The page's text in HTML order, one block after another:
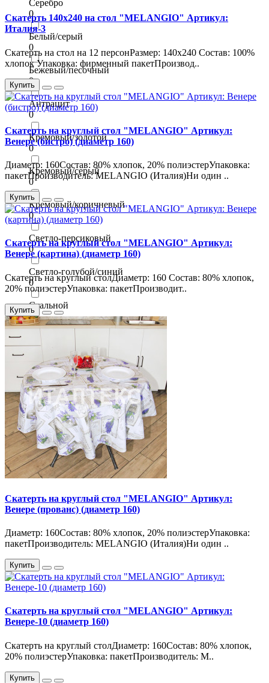
Серебро
0
Белый/серый
0
Бежевый/песочный
0
Антрацит
0
Кремовый/золотой
0
Кремовый/серый
0
Кремовый/коричневый
0
Светло-персиковый
0
Светло-голубой/синий
0
Стальной
0
Скатерть 140х240 на стол "MELANGIO" Артикул:
Италия-3
Скатерть на стол на 12 персонРазмер: 140х240 Состав: 100%
хлопок Упаковка: фирменный пакетПроизвод..
Купить
Скатерть на круглый стол "MELANGIO" Артикул:
Венере (бистро) (диаметр 160)
Диаметр: 160Состав: 80% хлопок, 20% полиэстерУпаковка:
пакетПроизводитель: MELANGIO (Италия)Ни один ..
Купить
Скатерть на круглый стол "MELANGIO" Артикул:
Венере (картина) (диаметр 160)
Скатерть на круглый столДиаметр: 160 Состав: 80% хлопок,
20% полиэстерУпаковка: пакетПроизводит..
Купить
Скатерть на круглый стол "MELANGIO" Артикул:
Венере (прованс) (диаметр 160)
Диаметр: 160Состав: 80% хлопок, 20% полиэстерУпаковка:
пакетПроизводитель: MELANGIO (Италия)Ни один ..
Купить
Скатерть на круглый стол "MELANGIO" Артикул:
Венере-10 (диаметр 160)
Скатерть на круглый столДиаметр: 160Состав: 80% хлопок,
20% полиэстерУпаковка: пакетПроизводитель: M..
Купить